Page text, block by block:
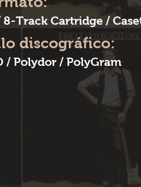
8-Track Cartridge /
discográfico:
/ Polydor / PolyGram